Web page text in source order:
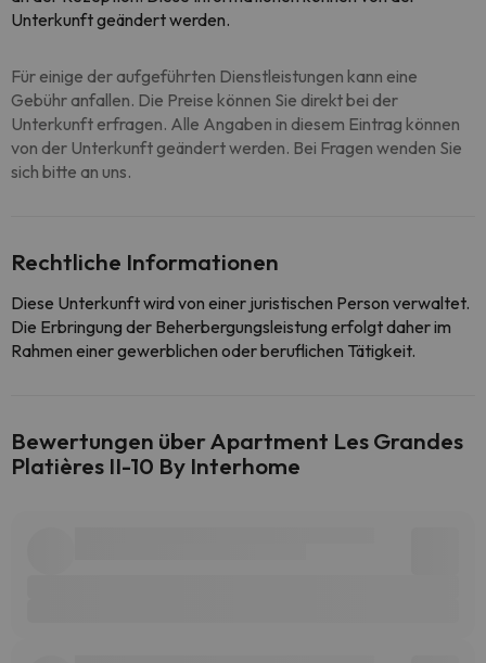
Unterkunft geändert werden.
Für einige der aufgeführten Dienstleistungen kann eine
Gebühr anfallen. Die Preise können Sie direkt bei der
Unterkunft erfragen. Alle Angaben in diesem Eintrag können
von der Unterkunft geändert werden. Bei Fragen wenden Sie
sich bitte an uns.
Rechtliche Informationen
Diese Unterkunft wird von einer juristischen Person verwaltet.
Die Erbringung der Beherbergungsleistung erfolgt daher im
Rahmen einer gewerblichen oder beruflichen Tätigkeit.
Bewertungen über Apartment Les Grandes
Platières II-10 By Interhome